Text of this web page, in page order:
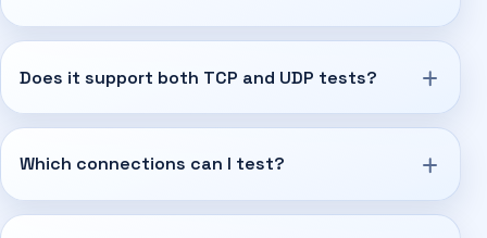
Does it support both TCP and UDP tests?
Which connections can I test?